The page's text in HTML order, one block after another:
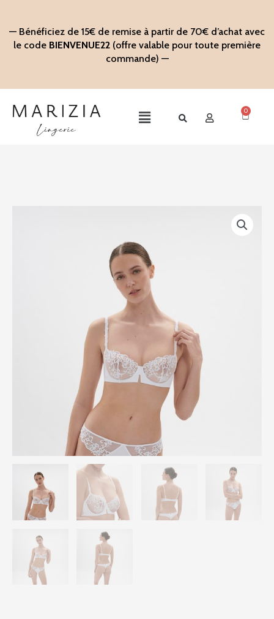
contenu
— Bénéficiez de 15€ de remise à partir de 70€ d’achat avec
le code BIENVENUE22 (offre valable pour toute première
commande) —
Main
0
Panier